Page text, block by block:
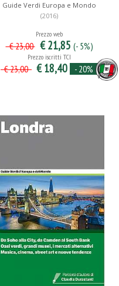
Guide Verdi Europa e Mondo
(2016)
Prezzo web
€ 23,00 € 21,85 (- 5%)
Prezzo iscritti TCI
€ 23,00 € 18,40 - 20%